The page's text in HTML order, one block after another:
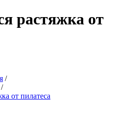
растяжка от
от пилатеса